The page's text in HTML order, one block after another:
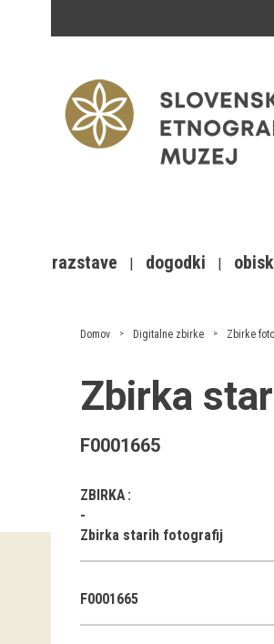
razstave dogodki obisk
Domov Digitalne zbirke Zbirke
Zbirka
F0001665
ZBIRKA
Zbirka starih fotografij
F0001665